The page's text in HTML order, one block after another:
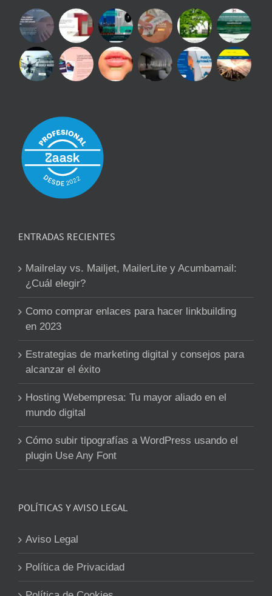
ENTRADAS RECIENTES
Mailrelay vs. Mailjet, MailerLite y Acumbamail:
¿Cuál elegir?
Como comprar enlaces para hacer linkbuilding
en 2023
Estrategias de marketing digital y consejos para
alcanzar el éxito
Hosting Webempresa: Tu mayor aliado en el
mundo digital
Cómo subir tipografías a WordPress usando el
plugin Use Any Font
POLÍTICAS Y AVISO LEGAL
Aviso Legal
Política de Privacidad